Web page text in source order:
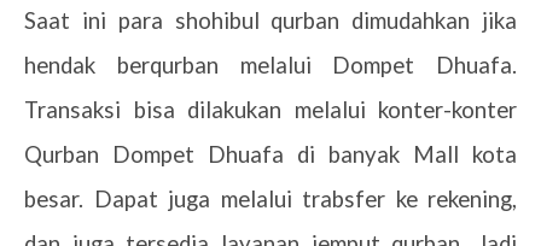
Saat ini para shohibul qurban dimudahkan jika
hendak berqurban melalui Dompet Dhuafa.
Transaksi bisa dilakukan melalui konter-konter
Qurban Dompet Dhuafa di banyak Mall kota
besar. Dapat juga melalui trabsfer ke rekening,